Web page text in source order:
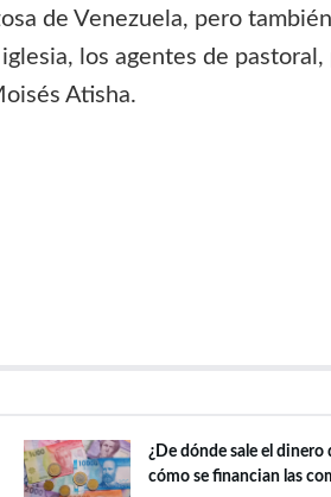
de Venezuela, pero
los agentes de
Atisha.
¿De dónde sale el dinero
cómo se financian las